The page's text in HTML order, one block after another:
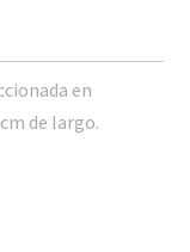
en
de largo.